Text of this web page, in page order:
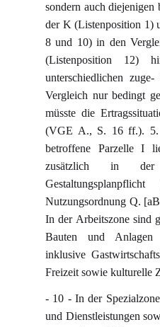
sondern auch diejenigen
der K (Listenposition 1)
8 und 10) in den
(Listenposition 12)
unterschiedlichen
Vergleich nur bedingt
müsste die
(VGE A., S. 16 ff.). 5.
betroffene Parzelle I
zusätzlich in
Nutzungsordnung Q.
In der Arbeitszone sind
Bauten und Anlagen
inklusive
Freizeit sowie kulturelle
- 10 - In der
und Dienstleistungen